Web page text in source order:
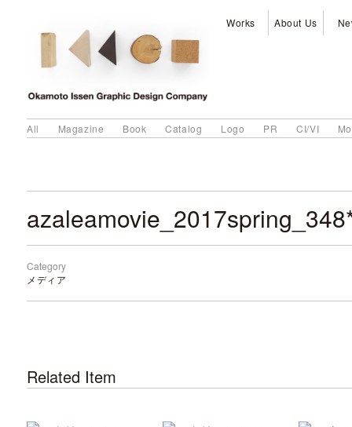
Works About Us
All Magazine Book Catalog Logo PR CI/VI
Category
メディア
Related Item